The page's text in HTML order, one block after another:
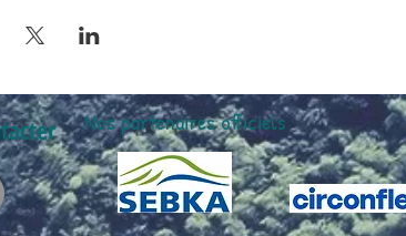
Nos partenaires officiels